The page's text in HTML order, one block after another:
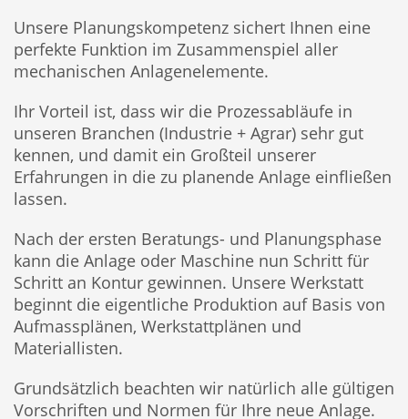
Unsere Planungskompetenz sichert Ihnen eine
perfekte Funktion im Zusammenspiel aller
mechanischen Anlagenelemente.
Ihr Vorteil ist, dass wir die Prozessabläufe in
unseren Branchen (Industrie + Agrar) sehr gut
kennen, und damit ein Großteil unserer
Erfahrungen in die zu planende Anlage einfließen
lassen.
Nach der ersten Beratungs- und Planungsphase
kann die Anlage oder Maschine nun Schritt für
Schritt an Kontur gewinnen. Unsere Werkstatt
beginnt die eigentliche Produktion auf Basis von
Aufmassplänen, Werkstattplänen und
Materiallisten.
Grundsätzlich beachten wir natürlich alle gültigen
Vorschriften und Normen für Ihre neue Anlage.